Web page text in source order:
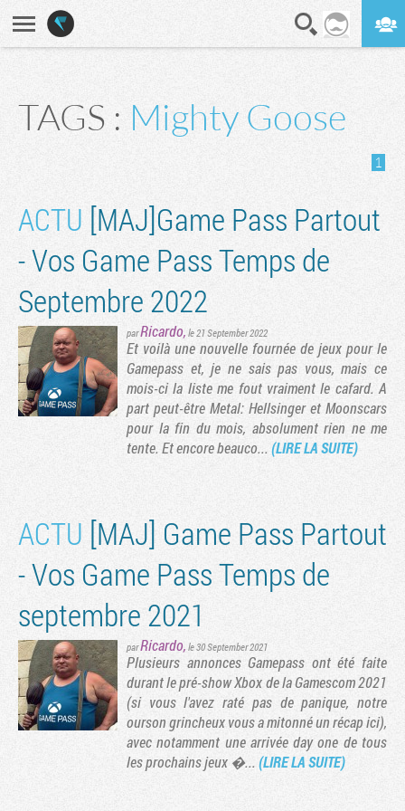
TAGS : Mighty Goose
1
ACTU [MAJ]Game Pass Partout
- Vos Game Pass Temps de
Septembre 2022
parRicardo, le 21 September 2022
Et voilà une nouvelle fournée de jeux pour le
Gamepass et, je ne sais pas vous, mais ce
mois-ci la liste me fout vraiment le cafard. A
part peut-être Metal: Hellsinger et Moonscars
pour la fin du mois, absolument rien ne me
tente. Et encore beauco... (LIRE LA SUITE)
ACTU [MAJ] Game Pass Partout
- Vos Game Pass Temps de
septembre 2021
parRicardo, le 30 September 2021
Plusieurs annonces Gamepass ont été faite
durant le pré-show Xbox de la Gamescom 2021
(si vous l'avez raté pas de panique, notre
ourson grincheux vous a mitonné un récap ici),
avec notamment une arrivée day one de tous
les prochains jeux �...(LIRE LA SUITE)
Tribune